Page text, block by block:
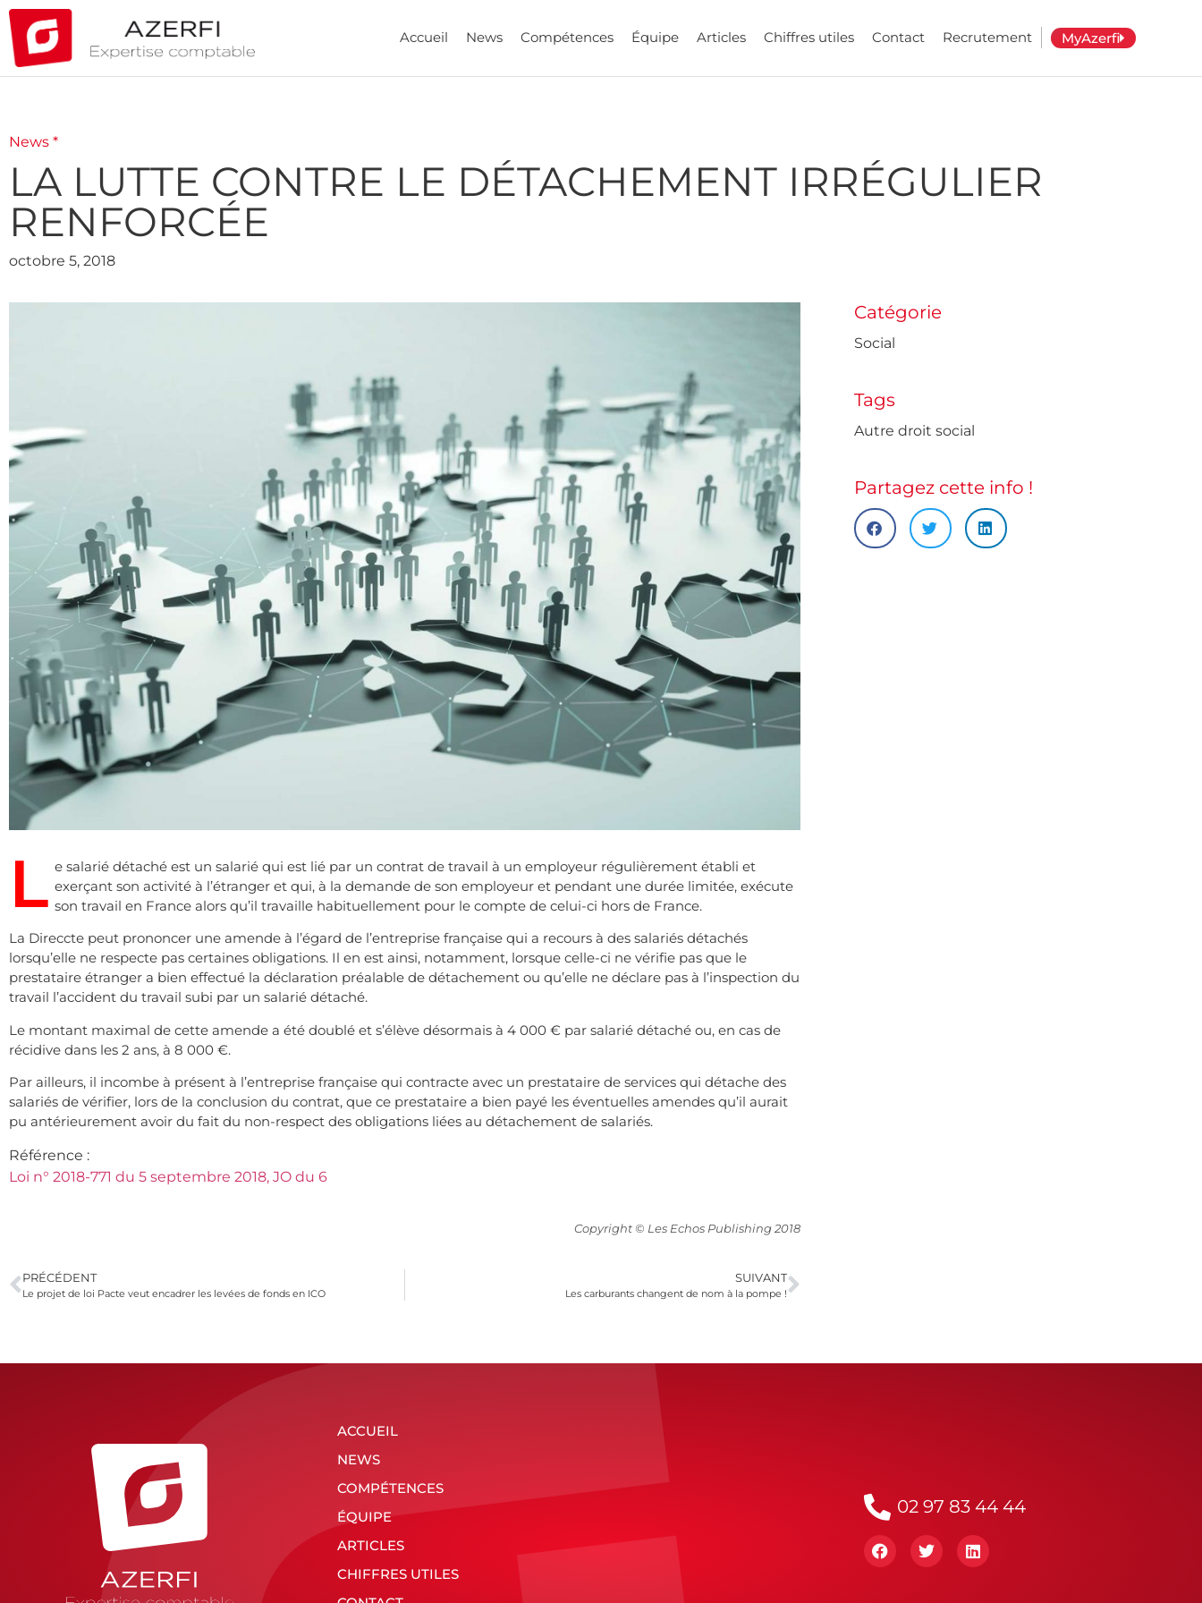
Accueil News Compétences Équipe Articles Chiffres utiles Contact Recrutement MyAzerfi
News *
LA LUTTE CONTRE LE DÉTACHEMENT IRRÉGULIER
RENFORCÉE
octobre 5, 2018
L e salarié détaché est un salarié qui est lié par un contrat de travail à un employeur régulièrement établi et
exerçant son activité à l’étranger et qui, à la demande de son employeur et pendant une durée limitée, exécute
son travail en France alors qu’il travaille habituellement pour le compte de celui-ci hors de France.
La Direccte peut prononcer une amende à l’égard de l’entreprise française qui a recours à des salariés détachés
lorsqu’elle ne respecte pas certaines obligations. Il en est ainsi, notamment, lorsque celle-ci ne vérifie pas que le
prestataire étranger a bien effectué la déclaration préalable de détachement ou qu’elle ne déclare pas à l’inspection du
travail l’accident du travail subi par un salarié détaché.
Le montant maximal de cette amende a été doublé et s’élève désormais à 4 000 € par salarié détaché ou, en cas de
récidive dans les 2 ans, à 8 000 €.
Par ailleurs, il incombe à présent à l’entreprise française qui contracte avec un prestataire de services qui détache des
salariés de vérifier, lors de la conclusion du contrat, que ce prestataire a bien payé les éventuelles amendes qu’il aurait
pu antérieurement avoir du fait du non-respect des obligations liées au détachement de salariés.
Référence :
Loi n° 2018-771 du 5 septembre 2018, JO du 6
Copyright © Les Echos Publishing 2018
PRÉCÉDENT
Le projet de loi Pacte veut encadrer les levées de fonds en ICO
SUIVANT
Les carburants changent de nom à la pompe !
Catégorie
Social
Tags
Autre droit social
Partagez cette info !
ACCUEIL
NEWS
COMPÉTENCES
ÉQUIPE
ARTICLES
CHIFFRES UTILES
02 97 83 44 44